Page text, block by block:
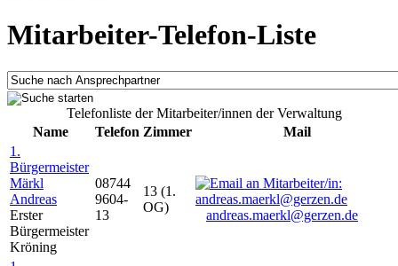
Mitarbeiter-Telefon-Liste
Telefonliste der Mitarbeiter/innen der Verwaltung
Name
Telefon Zimmer
Mail
1.
Bürgermeister
Märkl
Andreas
Erster
Bürgermeister
Kröning
08744
9604-
13
13 (1.
OG)
andreas.maerkl@gerzen.de